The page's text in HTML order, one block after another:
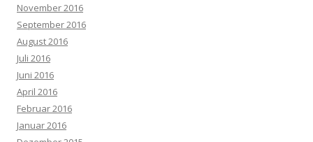
November 2016
September 2016
August 2016
Juli 2016
Juni 2016
April 2016
Februar 2016
Januar 2016